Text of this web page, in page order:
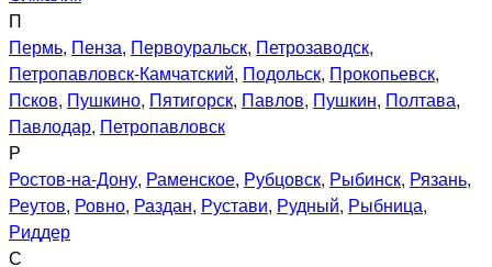
П
Пермь, Пенза, Первоуральск, Петрозаводск,
Петропавловск-Камчатский, Подольск, Прокопьевск,
Псков, Пушкино, Пятигорск, Павлов, Пушкин, Полтава,
Павлодар, Петропавловск
Р
Ростов-на-Дону, Раменское, Рубцовск, Рыбинск, Рязань,
Реутов, Ровно, Раздан, Рустави, Рудный, Рыбница,
Риддер
С